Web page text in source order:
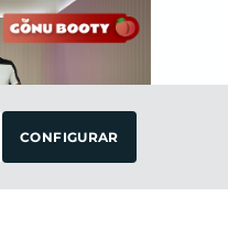
CONFIGURAR